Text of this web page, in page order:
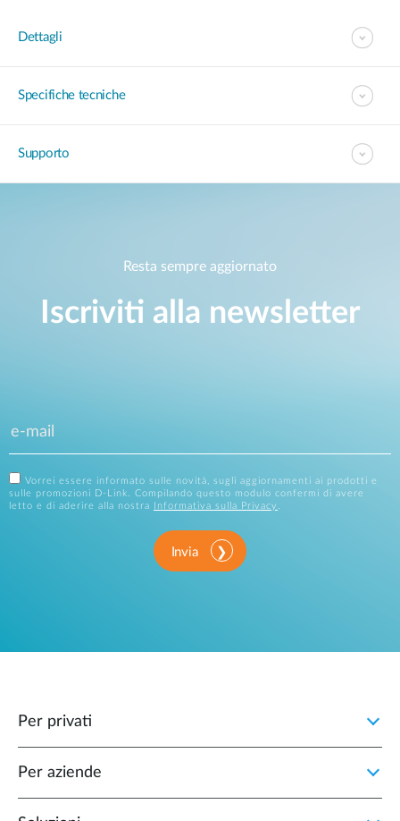
Dettagli
Specifiche tecniche
Supporto
Resta sempre aggiornato
Iscriviti alla newsletter
Vorrei essere informato sulle novità, sugli aggiornamenti ai prodotti e
sulle promozioni D-Link. Compilando questo modulo confermi di avere
letto e di aderire alla nostra
Informativa sulla Privacy .
Invia
Per privati
Per aziende